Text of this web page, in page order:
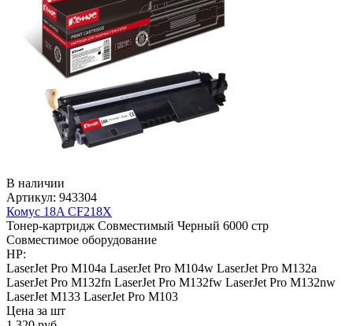
В наличии
Артикул: 943304
Комус 18A CF218X
Тонер-картридж Совместимый Черный 6000 стр
Совместимое оборудование
HP:
LaserJet Pro M104a LaserJet Pro M104w LaserJet Pro M132a
LaserJet Pro M132fn LaserJet Pro M132fw LaserJet Pro M132nw
LaserJet M133 LaserJet Pro M103
Цена за шт